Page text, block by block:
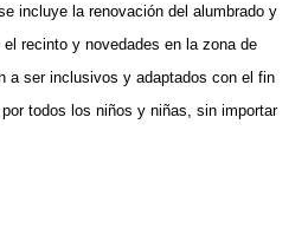
incluye la renovación del alumbrado y
recinto y novedades en la zona de
a ser inclusivos y adaptados con el fin
todos los niños y niñas, sin importar